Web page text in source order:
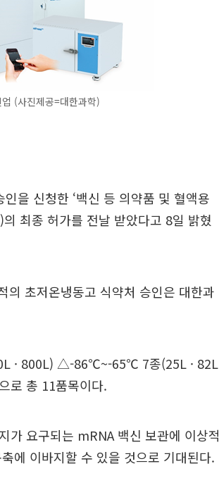
(사진제공=대한과학)
을 신청한 ‘백신 등 의약품 및 혈액용
최종 허가를 전날 받았다고 8일 밝혔
의 초저온냉동고 식약처 승인은 대한과
· 800L) △-86℃~-65℃ 7종(25L · 82L
로 총 11품목이다.
가 요구되는 mRNA 백신 보관에 이상적
에 이바지할 수 있을 것으로 기대된다.